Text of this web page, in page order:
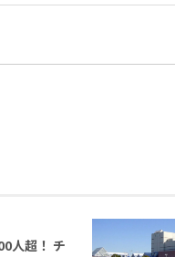
人超！ チ